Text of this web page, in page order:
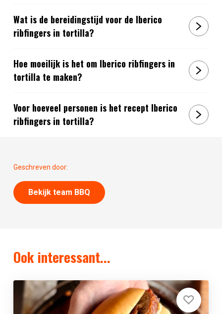
Wat is de bereidingstijd voor de Iberico
ribfingers in tortilla?
Hoe moeilijk is het om Iberico ribfingers in
tortilla te maken?
Voor hoeveel personen is het recept Iberico
ribfingers in tortilla?
Geschreven door:
Bekijk team BBQ
Ook interessant...